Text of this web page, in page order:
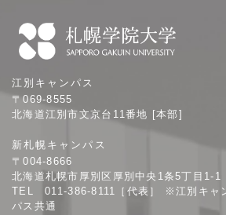
幌
学
大
学
江別キャンパス
〒069-8555
北海道江別市文京台11番地 [本部]
新札幌キャンパス
〒004-8666
北海道札幌市厚別区厚別中央1条5丁目1-1
TEL 011-386-8111［代表］ ※江別キャ
パス共通